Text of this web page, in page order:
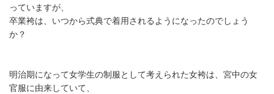
っていますが、
卒業袴は、いつから式典で着用されるようになったのでしょう
か？
明治期になって女学生の制服として考えられた女袴は、宮中の女
官服に由来していて、